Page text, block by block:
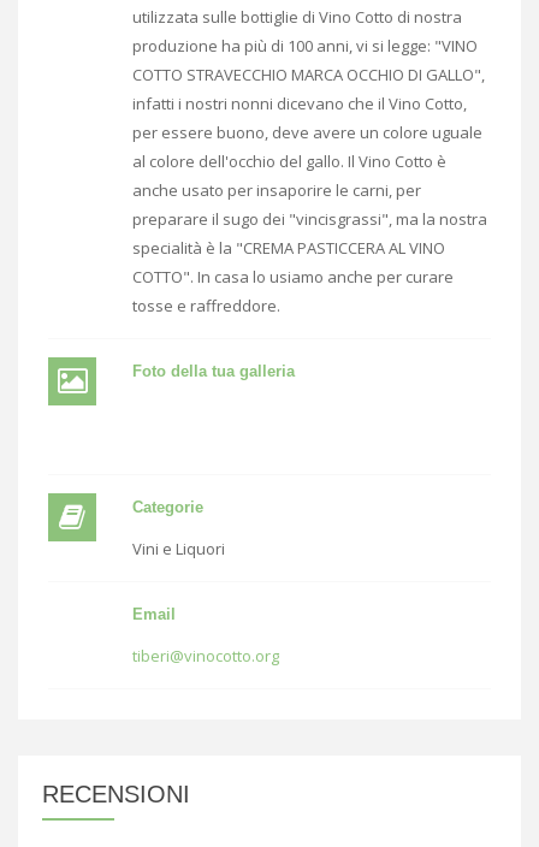
utilizzata sulle bottiglie di Vino Cotto di nostra
produzione ha più di 100 anni, vi si legge: "VINO
COTTO STRAVECCHIO MARCA OCCHIO DI GALLO",
infatti i nostri nonni dicevano che il Vino Cotto,
per essere buono, deve avere un colore uguale
al colore dell'occhio del gallo. Il Vino Cotto è
anche usato per insaporire le carni, per
preparare il sugo dei "vincisgrassi", ma la nostra
specialità è la "CREMA PASTICCERA AL VINO
COTTO". In casa lo usiamo anche per curare
tosse e raffreddore.
Foto della tua galleria
Categorie
Vini e Liquori
Email
tiberi@vinocotto.org
RECENSIONI